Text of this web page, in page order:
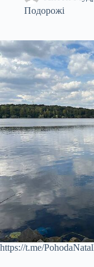
Подорожі
https://t.me/